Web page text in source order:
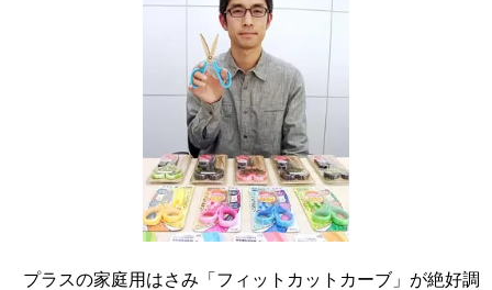
プラスの家庭用はさみ「フィットカットカーブ」が絶好調